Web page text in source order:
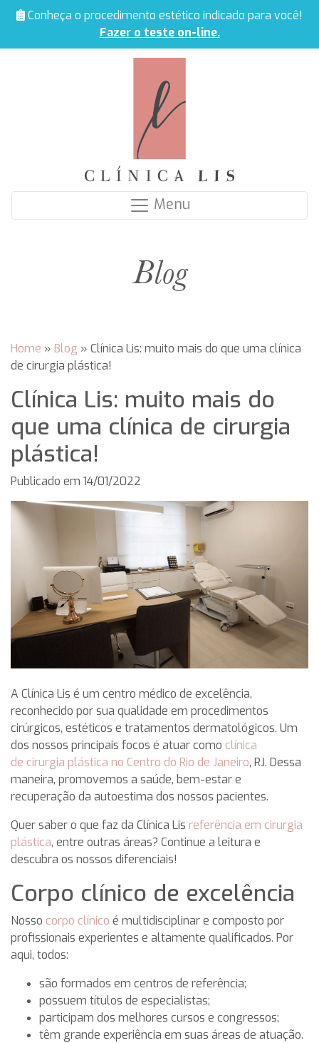
Conheça o procedimento estético indicado para você!
Fazer o teste on-line.
Menu
Blog
Home » Blog » Clínica Lis: muito mais do que uma clínica
de cirurgia plástica!
Clínica Lis: muito mais do
que uma clínica de cirurgia
plástica!
Publicado em 14/01/2022
A Clínica Lis é um centro médico de excelência,
reconhecido por sua qualidade em procedimentos
cirúrgicos, estéticos e tratamentos dermatológicos. Um
dos nossos principais focos é atuar como clínica
de cirurgia plástica no Centro do Rio de Janeiro, RJ. Dessa
maneira, promovemos a saúde, bem-estar e
recuperação da autoestima dos nossos pacientes.
Quer saber o que faz da Clínica Lis referência em cirurgia
plástica, entre outras áreas? Continue a leitura e
descubra os nossos diferenciais!
Corpo clínico de excelência
Nosso corpo clínico é multidisciplinar e composto por
profissionais experientes e altamente qualificados. Por
aqui, todos:
são formados em centros de referência;
possuem títulos de especialistas;
participam dos melhores cursos e congressos;
têm grande experiência em suas áreas de atuação.